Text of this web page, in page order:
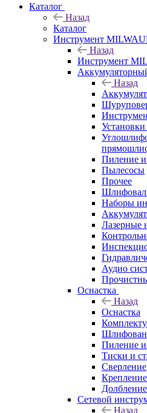
Каталог
Назад
Каталог
Инструмент
Назад
Инструмент
Назад
Установки
Пиление и
Пылесосы
Прочее
Наборы
Лазерные
Аудио
Оснастка
Назад
Оснастка
Пиление и
Тиски и
Сверление
Крепление
Долбление
Сетевой
Назад